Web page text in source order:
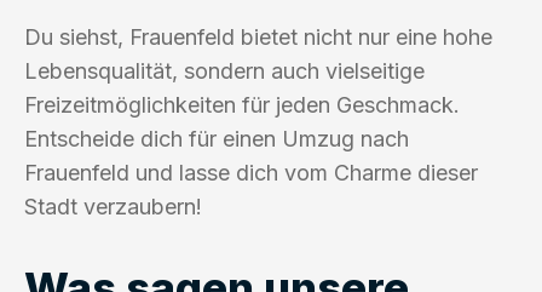
Du siehst, Frauenfeld bietet nicht nur eine hohe
Lebensqualität, sondern auch vielseitige
Freizeitmöglichkeiten für jeden Geschmack.
Entscheide dich für einen Umzug nach
Frauenfeld und lasse dich vom Charme dieser
Stadt verzaubern!